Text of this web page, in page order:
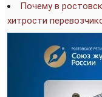
Почему в
хитрости